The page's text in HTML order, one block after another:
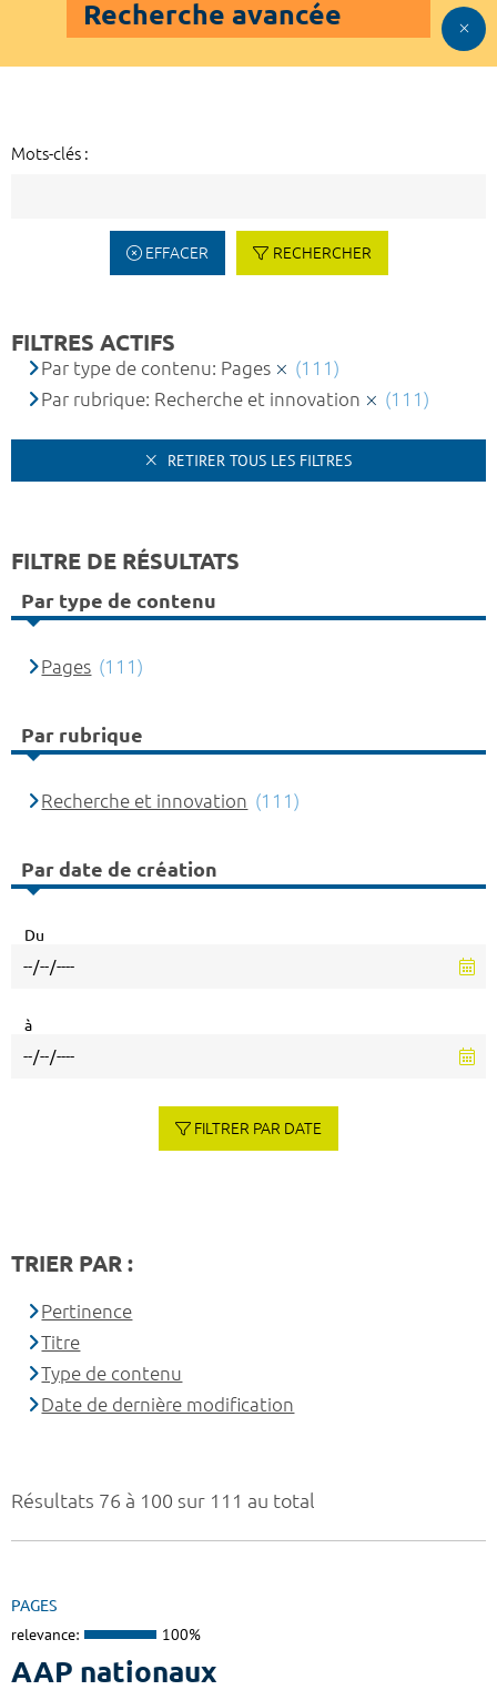
Recherche avancée
Mots-clés :
EFFACER RECHERCHER
Résultats 76 à 100 sur 111 au total
PAGES
relevance: 100%
AAP nationaux
FILTRES ACTIFS
Par type de contenu: Pages
(111)
Par rubrique: Recherche et innovation
(111)
RETIRER TOUS LES FILTRES
FILTRE DE RÉSULTATS
Par type de contenu
Pages (111)
Par rubrique
Recherche et innovation (111)
Par date de création
Du
à
FILTRER PAR DATE
TRIER PAR :
Pertinence
Titre
Type de contenu
Date de dernière modification